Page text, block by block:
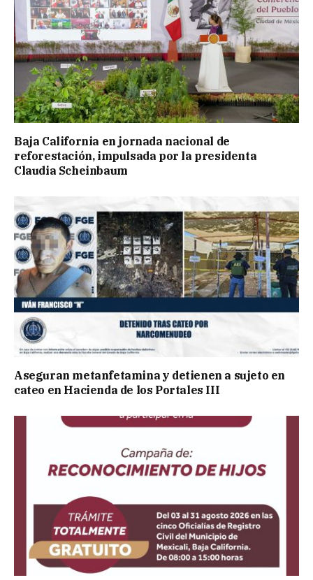
Baja California en jornada nacional de
reforestación, impulsada por la presidenta
Claudia Scheinbaum
Aseguran metanfetamina y detienen a sujeto en
cateo en Hacienda de los Portales III